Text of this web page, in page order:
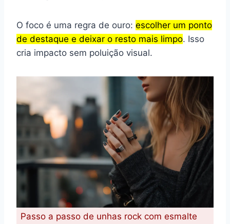
O foco é uma regra de ouro: escolher um ponto
de destaque e deixar o resto mais limpo. Isso
cria impacto sem poluição visual.
Passo a passo de unhas rock com esmalte